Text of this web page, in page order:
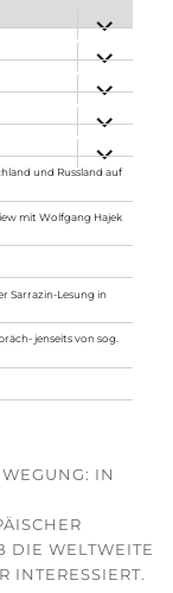
anzeigen
anzeigen
anzeigen
anzeigen
anzeigen
und Russland auf
mit Wolfgang Hajek
Sarrazin-Lesung in
jenseits von sog.
IN
DIE WELTWEITE
INTERESSIERT.